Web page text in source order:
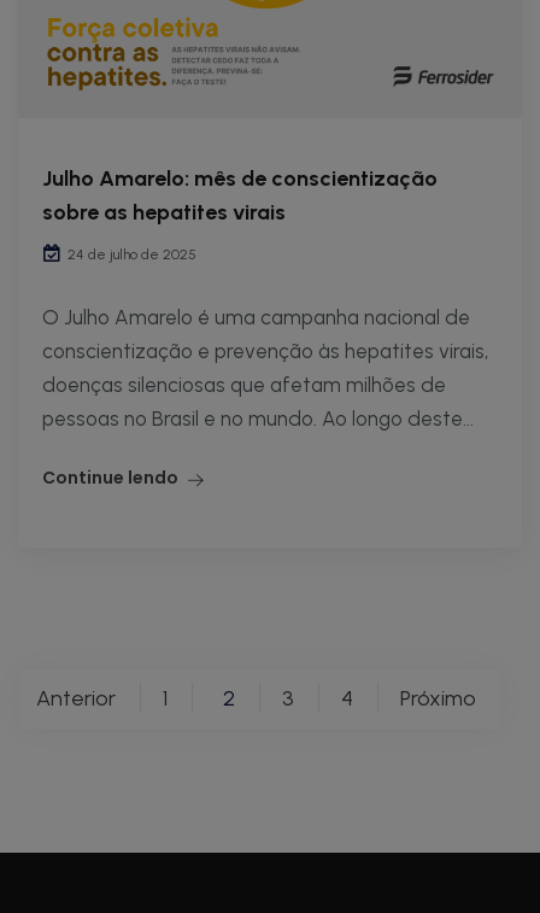
Julho Amarelo: mês de conscientização
sobre as hepatites virais
24 de julho de 2025
O Julho Amarelo é uma campanha nacional de
conscientização e prevenção às hepatites virais,
doenças silenciosas que afetam milhões de
pessoas no Brasil e no mundo. Ao longo deste...
Continue lendo
Paginação
Anterior 1 2 3 4 Próximo